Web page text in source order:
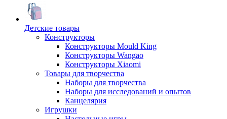
Детские товары
Конструкторы
Конструкторы Mould King
Конструкторы Wangao
Конструкторы Xiaomi
Товары для творчества
Наборы для творчества
Наборы для исследований и опытов
Канцелярия
Игрушки